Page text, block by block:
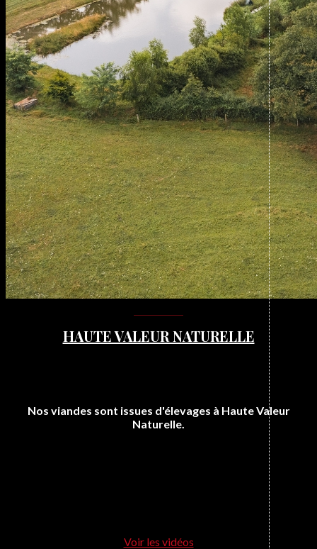
HAUTE VALEUR NATURELLE
Nos viandes sont issues d'élevages à Haute Valeur
Naturelle.
Voir les vidéos